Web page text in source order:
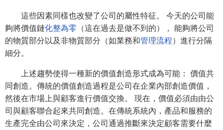
這些因素同樣也改變了公司的屬性特征。 今天的公司能
夠將價值鏈化整為零 （這在過去是做不到的）， 能夠將公司
的物質部分以及非物質部分（如業務和管理流程）進行分隔
細分。
上述趨勢使得一種新的價值創造形式成為可能： 價值共
同創造。傳統的價值創造過程是公司在企業內部創造價值，
然後在市場上與顧客進行價值交換。 現在，價值必須由由公
司與顧客聯合起來共同創造。在傳統系統內，產品和服務的
生產完全由公司來決定，公司通過推斷來決定顧客需要什麼